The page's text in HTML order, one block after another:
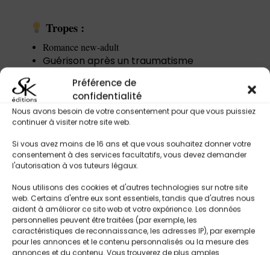
Préférence de
confidentialité
Nous avons besoin de votre consentement pour que vous puissiez
continuer à visiter notre site web.
Si vous avez moins de 16 ans et que vous souhaitez donner votre
consentement à des services facultatifs, vous devez demander
l'autorisation à vos tuteurs légaux.
Nous utilisons des cookies et d'autres technologies sur notre site
web. Certains d'entre eux sont essentiels, tandis que d'autres nous
aident à améliorer ce site web et votre expérience. Les données
personnelles peuvent être traitées (par exemple, les
caractéristiques de reconnaissance, les adresses IP), par exemple
pour les annonces et le contenu personnalisés ou la mesure des
annonces et du contenu. Vous trouverez de plus amples
Tropes :
Romance new-adult
Guérison après un traumatisme
Amour improbable
Secondes chances
Deux âmes perdues qui se rencontrent
Évolution personnelle